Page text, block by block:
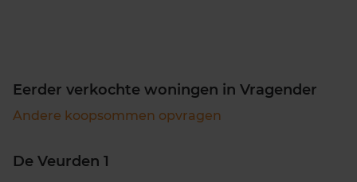
Eerder verkochte woningen in Vragender
Andere koopsommen opvragen
De Veurden 1